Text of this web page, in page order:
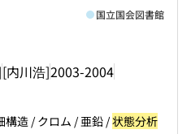
[内川浩]2003-2004
国立国会図書館
構造 / クロム / 亜鉛 /状態分析